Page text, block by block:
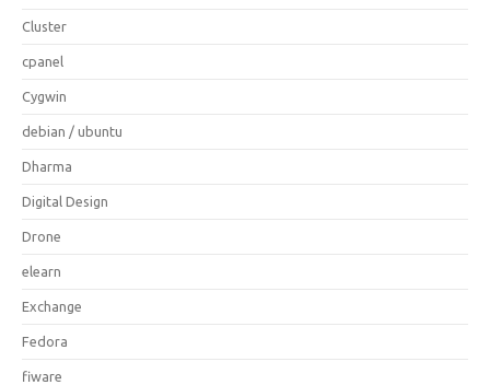
Cluster
cpanel
Cygwin
debian / ubuntu
Dharma
Digital Design
Drone
elearn
Exchange
Fedora
fiware